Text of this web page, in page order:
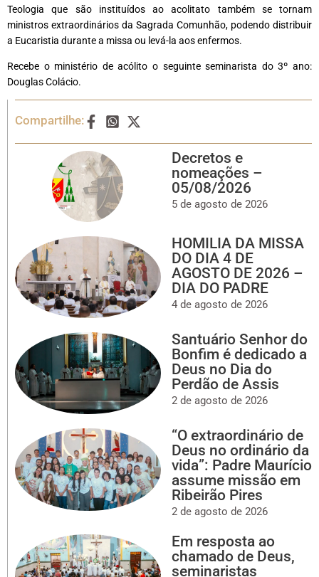
Teologia que são instituídos ao acolitato também se tornam
ministros extraordinários da Sagrada Comunhão, podendo distribuir
a Eucaristia durante a missa ou levá-la aos enfermos.
Recebe o ministério de acólito o seguinte seminarista do 3º ano:
Douglas Colácio.
Compartilhe:
Decretos e
nomeações –
05/08/2026
5 de agosto de 2026
HOMILIA DA MISSA
DO DIA 4 DE
AGOSTO DE 2026 –
DIA DO PADRE
4 de agosto de 2026
Santuário Senhor do
Bonfim é dedicado a
Deus no Dia do
Perdão de Assis
2 de agosto de 2026
“O extraordinário de
Deus no ordinário da
vida”: Padre Maurício
assume missão em
Ribeirão Pires
2 de agosto de 2026
Em resposta ao
chamado de Deus,
seminaristas